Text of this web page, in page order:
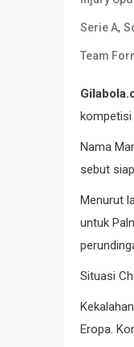
Serie A,
Team
kompetisi
Nama
sebut
Menurut
untuk
Situasi
Eropa.